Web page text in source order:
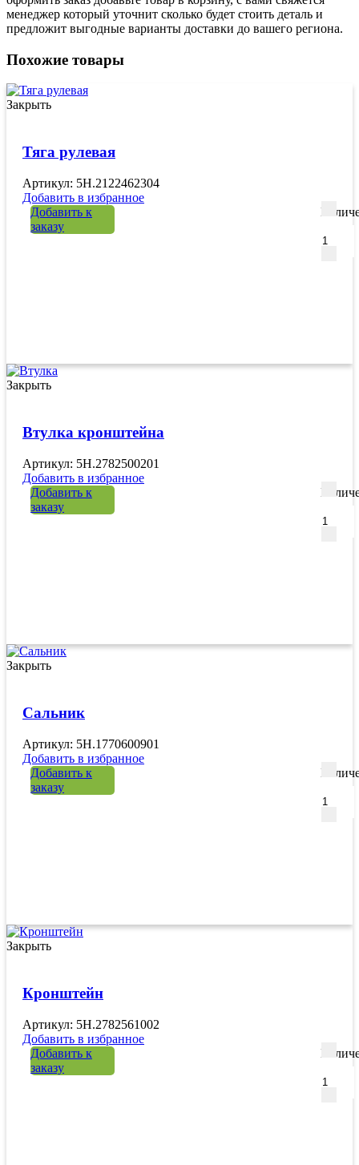
менеджер который уточнит сколько будет стоить деталь и
предложит выгодные варианты доставки до вашего региона.
Похожие товары
Закрыть
Тяга рулевая
Артикул: 5H.2122462304
Добавить в избранное
Добавить к
заказу
Закрыть
Втулка кронштейна
Артикул: 5H.2782500201
Добавить в избранное
Добавить к
заказу
Закрыть
Сальник
Артикул: 5H.1770600901
Добавить в избранное
Добавить к
заказу
Закрыть
Кронштейн
Артикул: 5H.2782561002
Добавить в избранное
Добавить к
заказу